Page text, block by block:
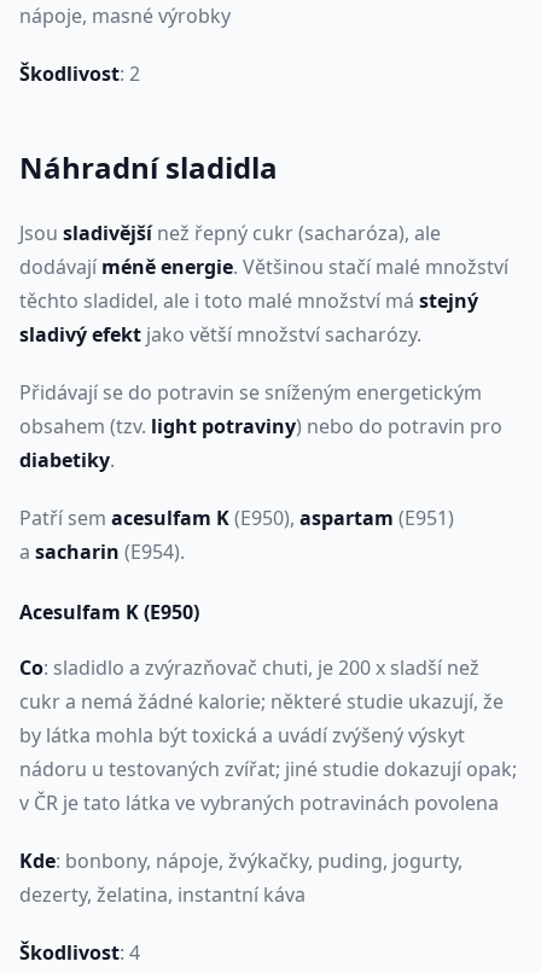
nápoje, masné výrobky
Škodlivost: 2
Náhradní sladidla
Jsou sladivějšínež řepný cukr (sacharóza), ale
dodávají méně energie. Většinou stačí malé množství
těchto sladidel, ale i toto malé množství má stejný
sladivý efekt jako větší množství sacharózy.
Přidávají se do potravin se sníženým energetickým
obsahem (tzv. light potraviny) nebo do potravin pro
diabetiky.
Patří sem acesulfam K(E950), aspartam (E951)
a sacharin (E954).
Acesulfam K(E950)
Co: sladidlo a zvýrazňovač chuti, je 200 x sladší než
cukr a nemá žádné kalorie; některé studie ukazují, že
by látka mohla být toxická a uvádí zvýšený výskyt
nádoru u testovaných zvířat; jiné studie dokazují opak;
v ČR je tato látka ve vybraných potravinách povolena
Kde: bonbony, nápoje, žvýkačky, puding, jogurty,
dezerty, želatina, instantní káva
Škodlivost: 4